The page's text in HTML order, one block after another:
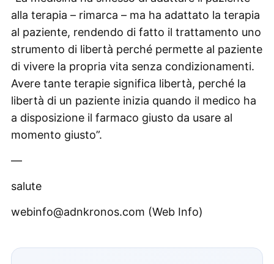
alla terapia – rimarca – ma ha adattato la terapia
al paziente, rendendo di fatto il trattamento uno
strumento di libertà perché permette al paziente
di vivere la propria vita senza condizionamenti.
Avere tante terapie significa libertà, perché la
libertà di un paziente inizia quando il medico ha
a disposizione il farmaco giusto da usare al
momento giusto”.
—
salute
webinfo@adnkronos.com (Web Info)